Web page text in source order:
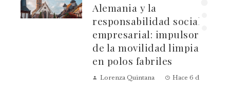
Alemania y la
responsabilidad social
empresarial: impulsores
de la movilidad limpia
en polos fabriles
Lorenza Quintana Hace 6 días